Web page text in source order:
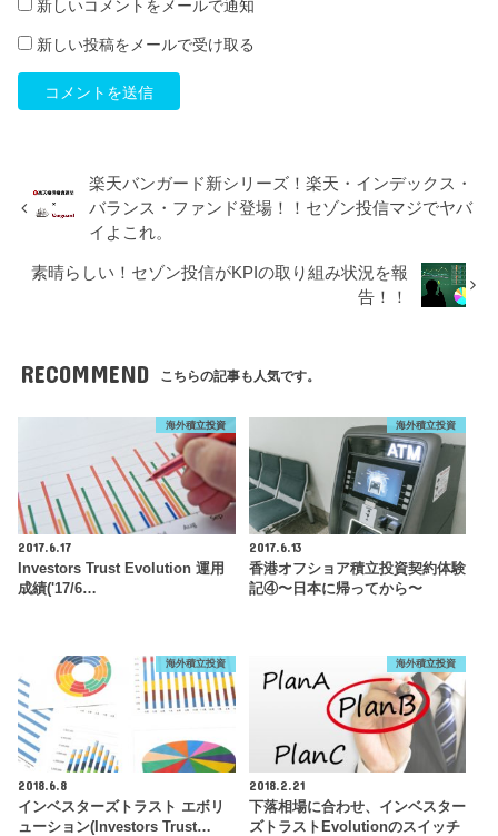
新しいコメントをメールで通知
新しい投稿をメールで受け取る
楽天バンガード新シリーズ！楽天・インデックス・
バランス・ファンド登場！！セゾン投信マジでヤバ
イよこれ。
素晴らしい！セゾン投信がKPIの取り組み状況を報
告！！
RECOMMEND こちらの記事も人気です。
海外積立投資
2017.6.17
Investors Trust Evolution 運用
成績('17/6…
海外積立投資
2017.6.13
香港オフショア積立投資契約体験
記④〜日本に帰ってから〜
海外積立投資
2018.6.8
インベスターズトラスト エボリ
ューション(Investors Trust…
海外積立投資
2018.2.21
下落相場に合わせ、インベスター
ズトラストEvolutionのスイッチ